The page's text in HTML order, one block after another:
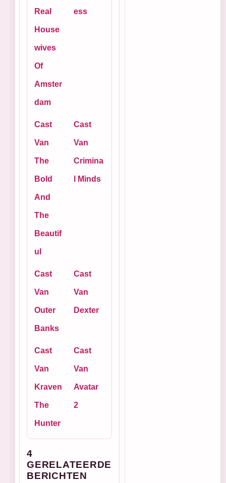
Real
House
wives
Of
Amster
dam
ess
Cast
Van
The
Bold
And
The
Beautif
ul
Cast
Van
Crimina
l Minds
Cast
Van
Outer
Banks
Cast
Van
Dexter
Cast
Van
Kraven
The
Hunter
Cast
Van
Avatar
2
4
GERELATEERDE
BERICHTEN